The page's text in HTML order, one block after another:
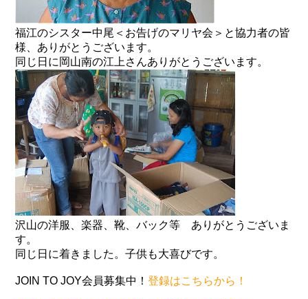
福江のシスター中尾＜お告げのマリヤ会＞と協力者の皆
様、ありがとうございます。
同じ日に岡山南の江上さんありがとうございます。
沢山の洋服、楽器、靴、バック等 ありがとうございま
す。
同じ日に着きました。子供も大喜びです。
JOIN TO JOY会員募集中！登録はこちらから！